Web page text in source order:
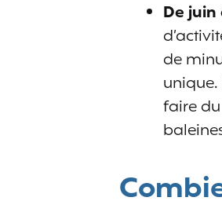
De
de
faire